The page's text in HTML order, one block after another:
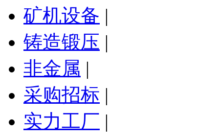
矿机设备 |
铸造锻压 |
非金属 |
采购招标 |
实力工厂 |